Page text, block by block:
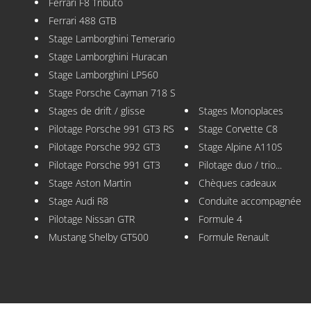
Ferrari 488 GTB
Stage Lamborghini Temerario
Stage Lamborghini Huracan
Stage Lamborghini LP560
Stage Porsche Cayman 718 S
Stages de drift / glisse
Pilotage Porsche 991 GT3 RS
Pilotage Porsche 992 GT3
Pilotage Porsche 991 GT3
Stage Aston Martin
Stage Audi R8
Pilotage Nissan GTR
Mustang Shelby GT500
Stages Monoplaces
Stage Corvette C8
Stage Alpine A110S
Pilotage duo / trio...
Chèques cadeaux
Conduite accompagnée
Formule 4
Formule Renault